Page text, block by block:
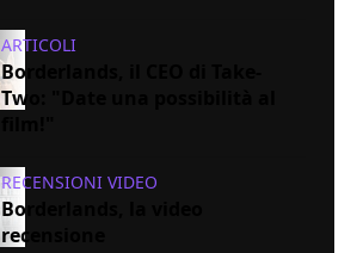
ARTICOLI
Borderlands, il CEO di Take-
Two: "Date una possibilità al
RECENSIONI VIDEO
Borderlands, la video
recensione